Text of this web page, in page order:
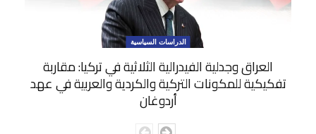
الدراسات السياسية
العراق وجدلية الفيدرالية الثلاثية في تركيا: مقاربة
تفكيكية للمكونات التركية والكردية والعربية في عهد
أردوغان